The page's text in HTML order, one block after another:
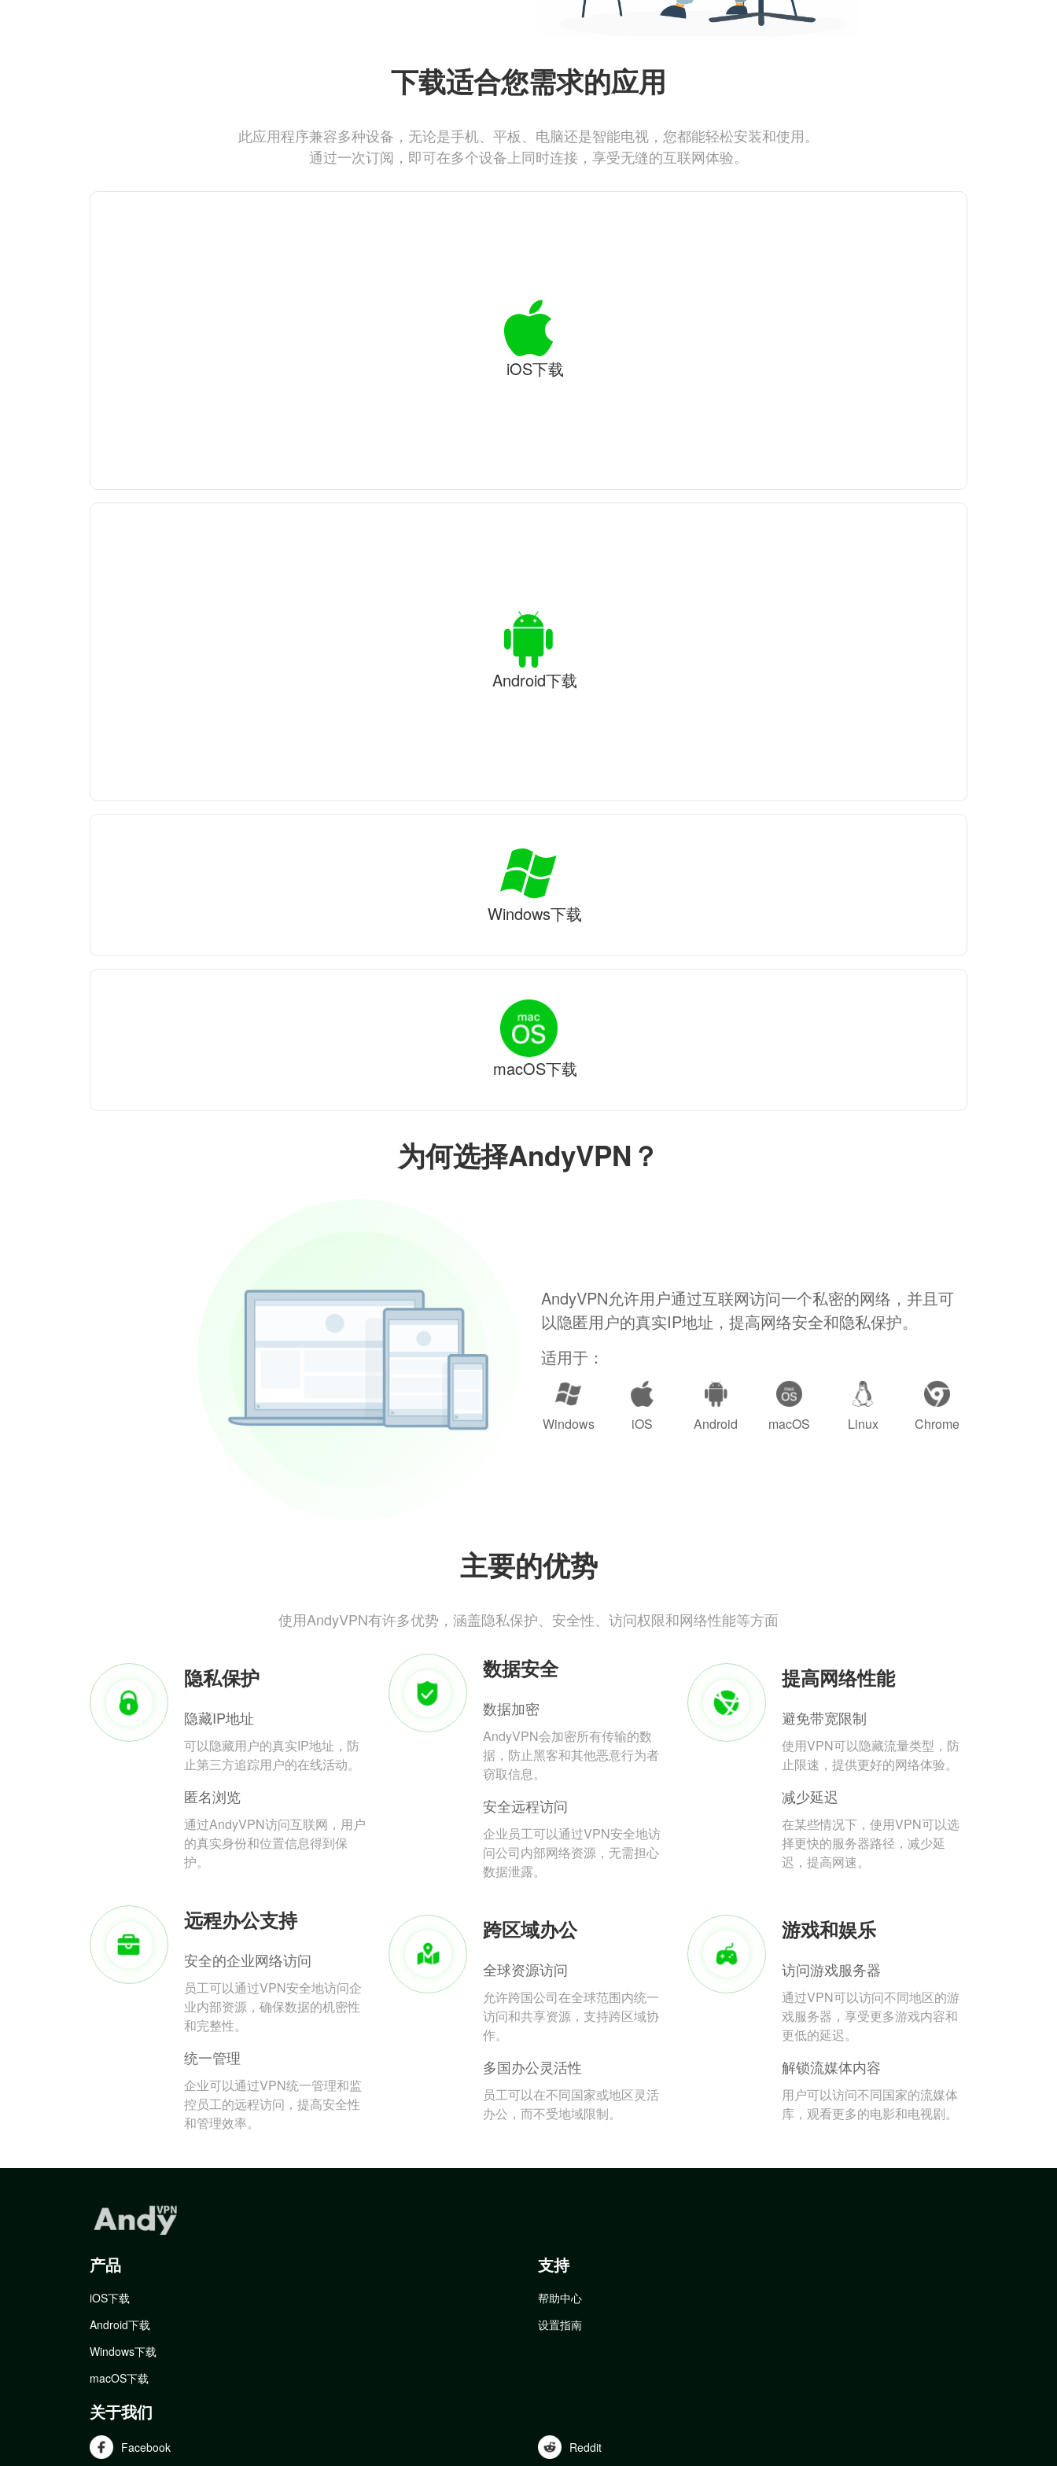
为何选择AndyVPN？
AndyVPN允许用户通过互联网访问一个私密的网络，并且可
以隐匿用户的真实IP地址，提高网络安全和隐私保护。
适用于：
Windows iOS Android macOS Linux Chrome
主要的优势
使用AndyVPN有许多优势，涵盖隐私保护、安全性、访问权限和网络性能等方面
隐私保护
隐藏IP地址
可以隐藏用户的真实IP地址，防
止第三方追踪用户的在线活动。
匿名浏览
通过AndyVPN访问互联网，用户
的真实身份和位置信息得到保
护。
数据安全
数据加密
AndyVPN会加密所有传输的数
据，防止黑客和其他恶意行为者
窃取信息。
安全远程访问
企业员工可以通过VPN安全地访
问公司内部网络资源，无需担心
数据泄露。
提高网络性能
避免带宽限制
使用VPN可以隐藏流量类型，防
止限速，提供更好的网络体验。
减少延迟
在某些情况下，使用VPN可以选
择更快的服务器路径，减少延
迟，提高网速。
远程办公支持
安全的企业网络访问
员工可以通过VPN安全地访问企
业内部资源，确保数据的机密性
和完整性。
统一管理
企业可以通过VPN统一管理和监
控员工的远程访问，提高安全性
和管理效率。
跨区域办公
全球资源访问
允许跨国公司在全球范围内统一
访问和共享资源，支持跨区域协
作。
多国办公灵活性
员工可以在不同国家或地区灵活
办公，而不受地域限制。
游戏和娱乐
访问游戏服务器
通过VPN可以访问不同地区的游
戏服务器，享受更多游戏内容和
更低的延迟。
解锁流媒体内容
用户可以访问不同国家的流媒体
库，观看更多的电影和电视剧。
下载适合您需求的应用
此应用程序兼容多种设备，无论是手机、平板、电脑还是智能电视，您都能轻松安装和使用。
通过一次订阅，即可在多个设备上同时连接，享受无缝的互联网体验。
iOS下载
Android下载
Windows下载
macOS下载
产品
iOS下载
Android下载
Windows下载
macOS下载
支持
帮助中心
设置指南
关于我们
Facebook Reddit